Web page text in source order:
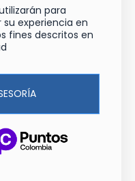
para
experiencia en
fines descritos en